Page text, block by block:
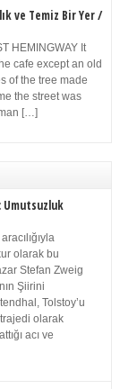
ve Temiz Bir Yer /
HEMINGWAY It
cafe except an old
of the tree made
the street was
[…]
Umutsuzluk
olarak bu
Stefan Zweig
Şiirini
Tolstoy’u
olarak
acı ve